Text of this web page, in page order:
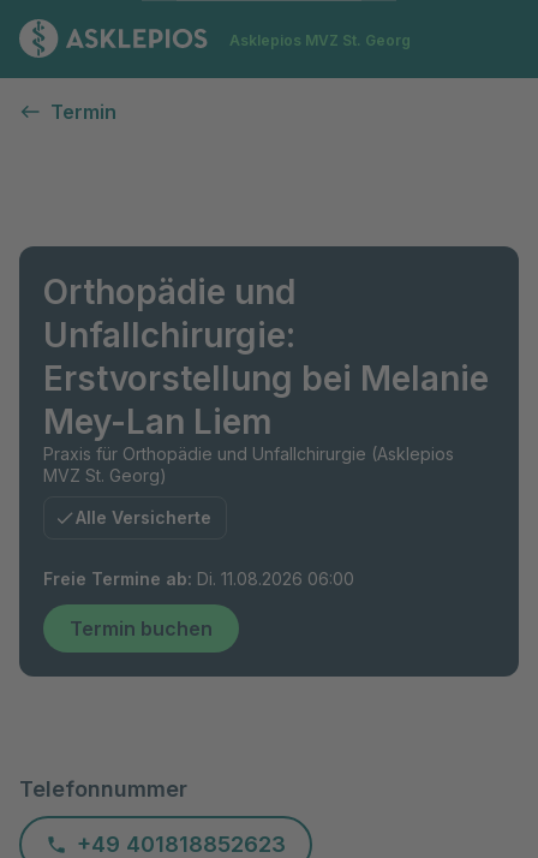
Zur Startseite
Asklepios MVZ St. Georg
Termin
Orthopädie und
Unfallchirurgie:
Erstvorstellung bei Melanie
Mey-Lan Liem
Praxis für Orthopädie und Unfallchirurgie (Asklepios
MVZ St. Georg)
Alle Versicherte
Freie Termine ab: Di. 11.08.2026 06:00
Termin buchen
Telefonnummer
+49 401818852623